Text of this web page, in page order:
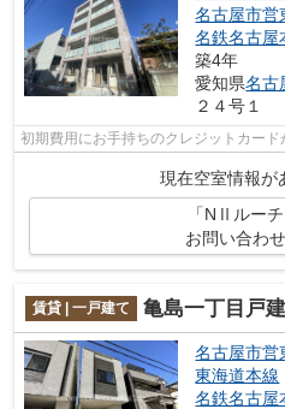
名古屋市営
名鉄名古屋
築4年
愛知県名古
２４号１
初期費用にお手持ちのクレジットカード
現在空室情報が
「NⅡルー
お問い合わ
賃貸 | 一戸建て 亀島一丁目戸建
名古屋市営
東海道本線
名鉄名古屋